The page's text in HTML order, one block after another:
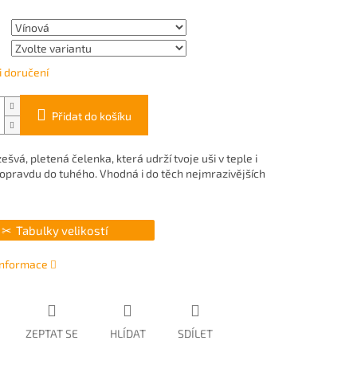
doručení
Přidat do košíku
pletená čelenka, která udrží tvoje uši v teple i
do tuhého. Vhodná i do těch nejmrazivějších
Tabulky velikostí
ZEPTAT SE HLÍDAT SDÍLET